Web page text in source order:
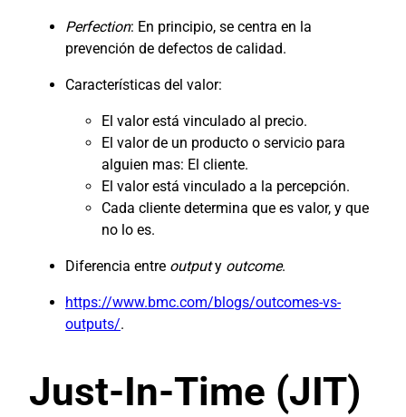
Perfection: En principio, se centra en la
prevención de defectos de calidad.
Características del valor:
El valor está vinculado al precio.
El valor de un producto o servicio para
alguien mas: El cliente.
El valor está vinculado a la percepción.
Cada cliente determina que es valor, y que
no lo es.
Diferencia entre outputy outcome.
https://www.bmc.com/blogs/outcomes-vs-
outputs/.
Just-In-Time (JIT)